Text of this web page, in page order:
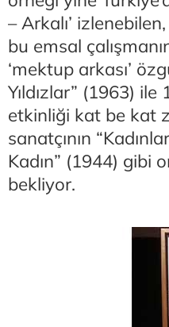
– Arkalı’
bu emsal
‘mektup arkası’
Yıldızlar” (1963)
etkinliği kat be kat
sanatçının
Kadın” (1944) gibi
bekliyor.